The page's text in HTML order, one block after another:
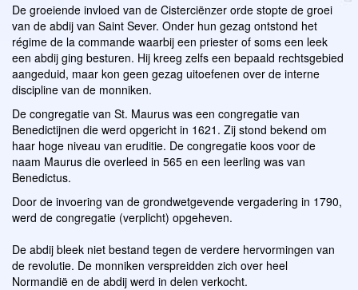
De groeiende invloed van de Cisterciënzer orde stopte de groei
van de abdij van Saint Sever. Onder hun gezag ontstond het
régime de la commande waarbij een priester of soms een leek
een abdij ging besturen. Hij kreeg zelfs een bepaald rechtsgebied
aangeduid, maar kon geen gezag uitoefenen over de interne
discipline van de monniken.
De congregatie van St. Maurus was een congregatie van
Benedictijnen die werd opgericht in 1621. Zij stond bekend om
haar hoge niveau van eruditie. De congregatie koos voor de
naam Maurus die overleed in 565 en een leerling was van
Benedictus.
Door de invoering van de grondwetgevende vergadering in 1790,
werd de congregatie (verplicht) opgeheven.
De abdij bleek niet bestand tegen de verdere hervormingen van
de revolutie. De monniken verspreidden zich over heel
Normandië en de abdij werd in delen verkocht.